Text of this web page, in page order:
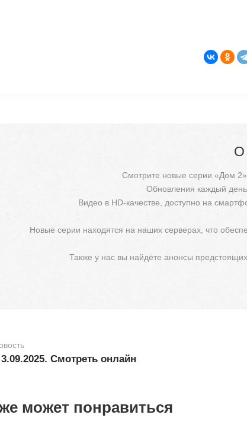
О
Смотрите новые серии «Дом
Обновления каждый
Видео в HD-качестве, доступно на
Новые серии находятся на наших серверах, что
Также у нас вы найдёте анонсы
Смотреть онлайн
может понравиться